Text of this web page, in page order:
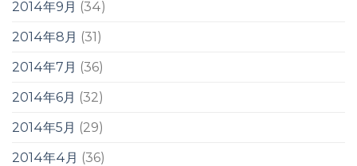
2014年9月 (34)
2014年8月 (31)
2014年7月 (36)
2014年6月 (32)
2014年5月 (29)
2014年4月 (36)